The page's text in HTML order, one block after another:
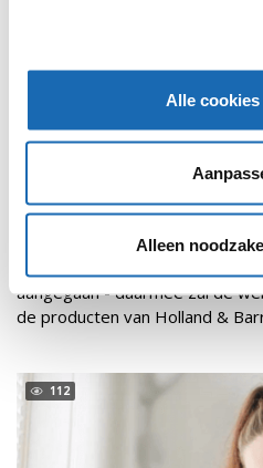
Alle cookies
Alleen
HOLLAND & BARRETT
VERKRIJGBAAR BIJ WEHKAMP
174
Holland & Barrett en Wehkamp
aangegaan - daarmee zal de
de producten van Holland &
112